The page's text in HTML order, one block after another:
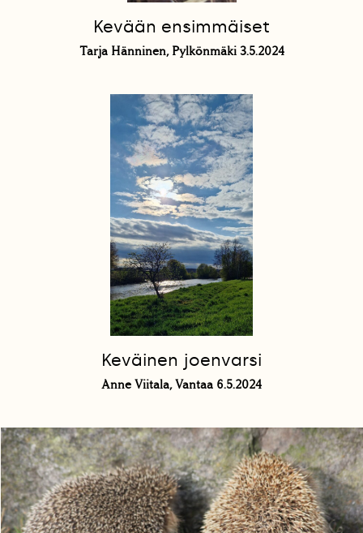
Kevään ensimmäiset
Tarja Hänninen, Pylkönmäki 3.5.2024
Keväinen joenvarsi
Anne Viitala, Vantaa 6.5.2024